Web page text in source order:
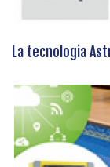
La tecnologia